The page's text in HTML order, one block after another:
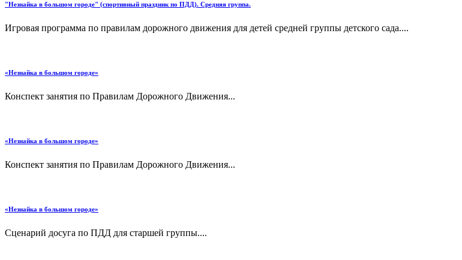
"Незнайка в большом городе" (спортивный праздник по ПДД). Средняя группа.
Игровая программа по правилам дорожного движения для детей средней группы детского сада....
«Незнайка в большом городе»
Конспект занятия по Правилам Дорожного Движения...
«Незнайка в большом городе»
Конспект занятия по Правилам Дорожного Движения...
«Незнайка в большом городе»
Сценарий досуга по ПДД для старшей группы....